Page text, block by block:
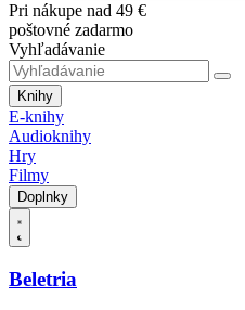
Pri nákupe nad 49 €
poštovné zadarmo
Vyhľadávanie
Knihy
E-knihy
Audioknihy
Hry
Filmy
Doplnky
Beletria